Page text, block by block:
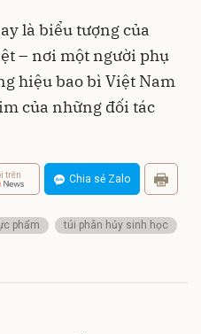
là biểu tượng của
– nơi một người phụ
hiệu bao bì Việt Nam
của những đối tác
trên Chia sẻ Zalo
phẩm
túi phân hủy sinh học